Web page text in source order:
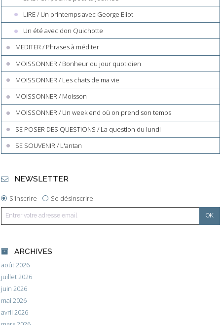
LIRE / Un printemps avec George Eliot
Un été avec don Quichotte
MEDITER / Phrases à méditer
MOISSONNER / Bonheur du jour quotidien
MOISSONNER / Les chats de ma vie
MOISSONNER / Moisson
MOISSONNER / Un week end où on prend son temps
SE POSER DES QUESTIONS / La question du lundi
SE SOUVENIR / L'antan
NEWSLETTER
S'inscrire Se désinscrire
ARCHIVES
août 2026
juillet 2026
juin 2026
mai 2026
avril 2026